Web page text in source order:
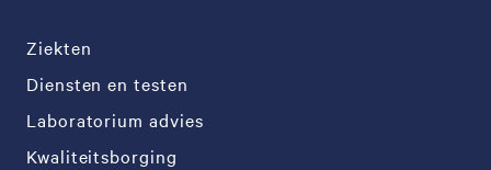
Ziekten
Diensten en testen
Laboratorium advies
Kwaliteitsborging